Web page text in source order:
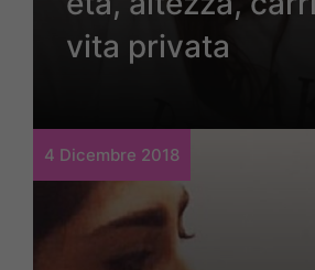
vita privata
4 Dicembre 2018